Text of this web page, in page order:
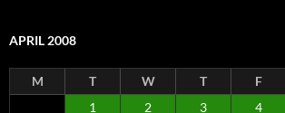
APRIL 2008
M T W T F
1
2 3 4